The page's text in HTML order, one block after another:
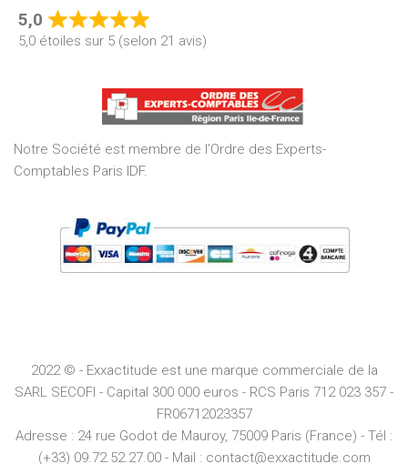
5,0
Rated
5,0
of
5
5,0 étoiles sur 5 (selon 21 avis)
Notre Société est membre de l’Ordre des Experts-
Comptables Paris IDF.
2022 © - Exxactitude est une marque commerciale de la
SARL SECOFI - Capital 300 000 euros - RCS Paris 712 023 357 -
FR06712023357
Adresse : 24 rue Godot de Mauroy, 75009 Paris (France) - Tél :
(+33) 09.72.52.27.00 - Mail : contact@exxactitude.com